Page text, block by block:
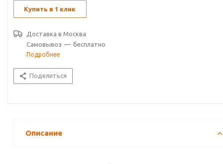
Купить в 1 клик
Доставка в Москва
Самовывоз — бесплатно
Подробнее
Поделиться
Описание